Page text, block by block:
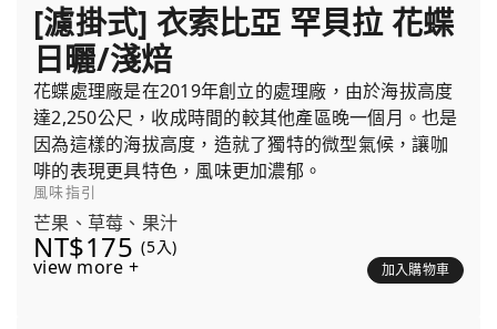
[濾掛式] 衣索比亞 罕貝拉 花蝶
日曬/淺焙
花蝶處理廠是在2019年創立的處理廠，由於海拔高度
達2,250公尺，收成時間的較其他產區晚一個月。也是
因為這樣的海拔高度，造就了獨特的微型氣候，讓咖
啡的表現更具特色，風味更加濃郁。
風味指引
芒果、草莓、果汁
NT$175 (5入)
view more + 加入購物車